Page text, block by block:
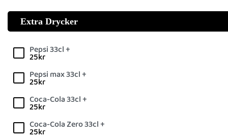
Extra Drycker
Pepsi 33cl +
25kr
Pepsi max 33cl +
25kr
Coca-Cola 33cl +
25kr
Coca-Cola Zero 33cl +
25kr